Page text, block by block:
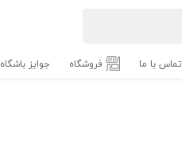
تماس با ما فروشگاه جوایز باشگاه